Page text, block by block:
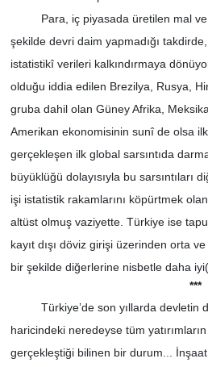
Para, iç piyasada üretilen mal
şekilde devri daim yapmadığı takdirde,
istatistikî verileri kalkındırmaya
olduğu iddia edilen Brezilya, Rusya,
gruba dahil olan Güney Afrika,
Amerikan ekonomisinin sunî de olsa
gerçekleşen ilk global sarsıntıda
büyüklüğü dolayısıyla bu sarsıntıları
işi istatistik rakamlarını köpürtmek
altüst olmuş vaziyette. Türkiye ise
kayıt dışı döviz girişi üzerinden orta
bir şekilde diğerlerine nisbetle daha
***
Türkiye’de son yıllarda devletin
haricindeki neredeyse tüm
gerçekleştiği bilinen bir durum... İnşaat